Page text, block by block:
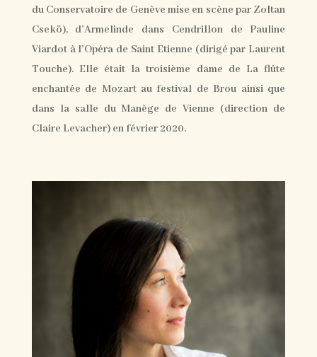
du Conservatoire de Genève mise en scène par Zoltan
Csekö), d’Armelinde dans Cendrillon de Pauline
Viardot à l’Opéra de Saint Etienne (dirigé par Laurent
Touche). Elle était la troisième dame de La flûte
enchantée de Mozart au festival de Brou ainsi que
dans la salle du Manège de Vienne (direction de
Claire Levacher) en février 2020.